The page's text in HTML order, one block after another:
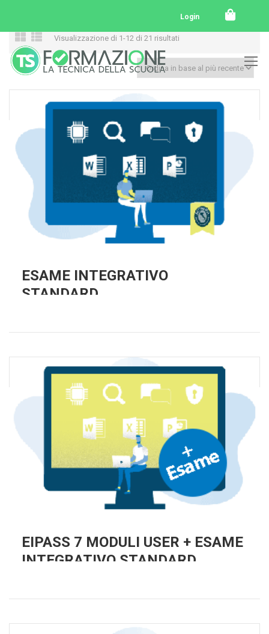
Login
Visualizzazione di 1-12 di 21 risultati
ESAME INTEGRATIVO
STANDARD
EIPASS 7 MODULI USER + ESAME
INTEGRATIVO STANDARD